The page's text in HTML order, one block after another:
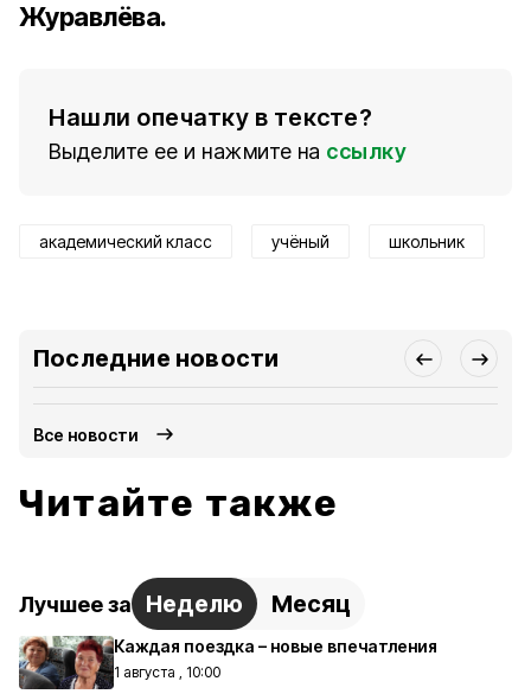
Журавлёва.
Нашли опечатку в тексте?
Выделите ее и нажмите на ссылку
академический класс учёный школьник
Последние новости
Все новости
Читайте также
Лучшее за Неделю Месяц
Каждая поездка – новые впечатления
1 августа , 10:00